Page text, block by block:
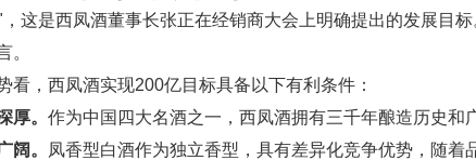
这是西凤酒董事长张正在经销商大会上明确提出的发展目标
。
看，西凤酒实现200亿目标具备以下有利条件：
厚。 作为中国四大名酒之一，西凤酒拥有三千年酿造历史和
阔。
凤香型白酒作为独立香型，具有差异化竞争优势，随着